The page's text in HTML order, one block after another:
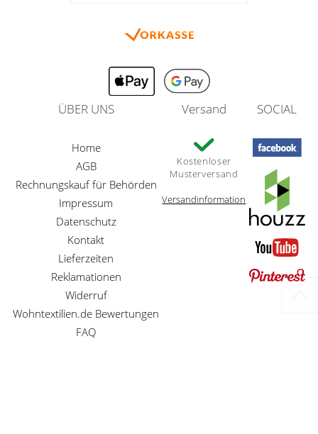
ÜBER UNS
Home
AGB
Rechnungskauf für Behörden
Impressum
Datenschutz
Kontakt
Lieferzeiten
Reklamationen
Widerruf
Wohntextilien.de Bewertungen
FAQ
Versand
Kostenloser
Musterversand
Versandinformation
SOCIAL